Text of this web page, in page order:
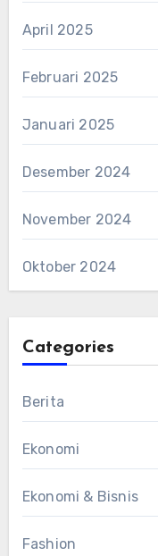
April 2025
Februari 2025
Januari 2025
Desember 2024
November 2024
Oktober 2024
Categories
Berita
Ekonomi
Ekonomi & Bisnis
Fashion